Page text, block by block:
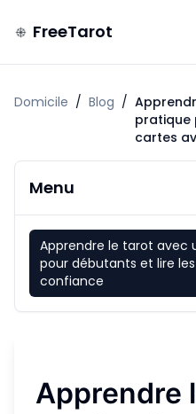
FreeTarot
Domicile / Blog /
pratique
cartes
Menu
Apprendre le tarot avec
pour débutants et lire
confiance
Apprendre